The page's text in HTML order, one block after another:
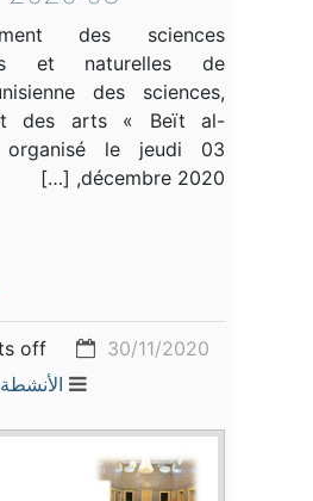
des sciences
et naturelles de
des sciences,
des arts « Beït al-
le jeudi 03
décembre 2020, […]
30/11/2020
off
الأنشطة